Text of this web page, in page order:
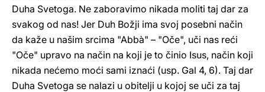
Duha Svetoga. Ne zaboravimo nikada moliti taj dar za
svakog od nas! Jer Duh Božji ima svoj posebni način
da kaže u našim srcima "Abbà" – "Oče", uči nas reći
"Oče" upravo na način na koji je to činio Isus, način koji
nikada nećemo moći sami iznaći (usp. Gal 4, 6). Taj dar
Duha Svetoga se nalazi u obitelji u kojoj se uči za taj